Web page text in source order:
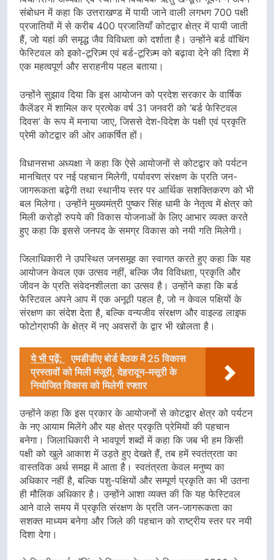
संबोधन में कहा कि उत्तराखण्ड में पायी जाने वाली लगभग 700 पक्षी
प्रजातियों में से करीब 400 प्रजातियाँ कोटद्वार क्षेत्र में पायी जाती
हैं, जो यहां की समृद्ध जैव विविधता को दर्शाता है। उन्होंने बर्ड वॉचिंग
फेस्टिवल को इको-टूरिज़्म एवं बर्ड-टूरिज़्म को बढ़ावा देने की दिशा में
एक महत्वपूर्ण और सराहनीय पहल बताया।
उन्होंने सुझाव दिया कि इस आयोजन को प्रदेश सरकार के वार्षिक
कैलेंडर में शामिल कर प्रत्येक वर्ष 31 जनवरी को ‘बर्ड फेस्टिवल
दिवस’ के रूप में मनाया जाए, जिससे देश-विदेश के पक्षी एवं प्रकृति
प्रेमी कोटद्वार की ओर आकर्षित हों।
विधानसभा अध्यक्षा ने कहा कि ऐसे आयोजनों से कोटद्वार को पर्यटन
मानचित्र पर नई पहचान मिलेगी, पर्यावरण संरक्षण के प्रति जन-
जागरूकता बढ़ेगी तथा स्थानीय स्तर पर आर्थिक सशक्तिकरण को भी
बल मिलेगा। उन्होंने मुख्यमंत्री पुष्कर सिंह धामी के नेतृत्व में क्षेत्र को
मिली करोड़ों रुपये की विकास योजनाओं के लिए आभार व्यक्त करते
हुए कहा कि इससे जनपद के समग्र विकास को नयी गति मिलेगी।
जिलाधिकारी ने उपस्थित जनसमूह का स्वागत करते हुए कहा कि यह
आयोजन केवल एक उत्सव नहीं, बल्कि जैव विविधता, प्रकृति और
जीवन के प्रति संवेदनशीलता का उत्सव है। उन्होंने कहा कि बर्ड
फेस्टिवल अपने आप में एक अनूठी पहल है, जो न केवल पक्षियों के
संरक्षण का संदेश देता है, बल्कि वन्यजीव संरक्षण और वाइल्ड लाइफ
फोटोग्राफी के क्षेत्र में नए अवसरों के द्वार भी खोलता है।
ये भी पढ़ें:
एमडीडीए बोर्ड बैठक में 25 विकास
प्रस्तावों को मिली मंजूरी, देहरादून-मसूरी के
नियोजित विकास को मिलेगी रफ्तार
उन्होंने कहा कि इस प्रकार के आयोजनों से कोटद्वार क्षेत्र को पर्यटन
के नए आयाम मिलेंगे और यह क्षेत्र प्रकृति प्रेमियों की पहचान
बनेगा। जिलाधिकारी ने भावपूर्ण शब्दों में कहा कि जब भी हम किसी
पक्षी को खुले आकाश में उड़ते हुए देखते हैं, तब हमें स्वतंत्रता का
वास्तविक अर्थ समझ में आता है। स्वतंत्रता केवल मनुष्य का
अधिकार नहीं है, बल्कि पशु-पक्षियों और सम्पूर्ण प्रकृति का भी उतना
ही मौलिक अधिकार है। उन्होंने आशा व्यक्त की कि यह फेस्टिवल
आने वाले समय में प्रकृति संरक्षण के प्रति जन-जागरूकता का
सशक्त माध्यम बनेगा और जिले की पहचान को राष्ट्रीय स्तर पर नयी
दिशा देगा।